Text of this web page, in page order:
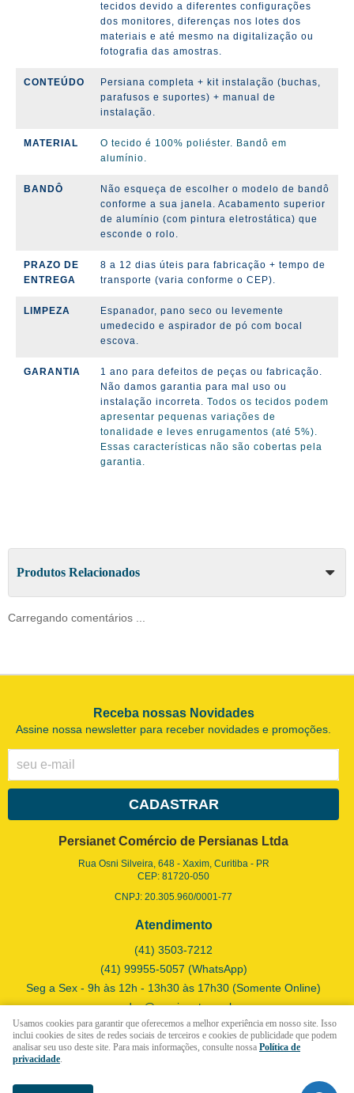
tecidos devido a diferentes configurações
dos monitores, diferenças nos lotes dos
materiais e até mesmo na digitalização ou
fotografia das amostras.
CONTEÚDO Persiana completa + kit instalação (buchas,
parafusos e suportes) + manual de
instalação.
MATERIAL
O tecido é 100% poliéster. Bandô em
alumínio.
BANDÔ
Não esqueça de escolher o modelo de bandô
conforme a sua janela. Acabamento superior
de alumínio (com pintura eletrostática) que
esconde o rolo.
PRAZO DE
ENTREGA
8 a 12 dias úteis para fabricação + tempo de
transporte (varia conforme o CEP).
LIMPEZA
Espanador, pano seco ou levemente
umedecido e aspirador de pó com bocal
escova.
GARANTIA
1 ano para defeitos de peças ou fabricação.
Não damos garantia para mal uso ou
instalação incorreta. Todos os tecidos podem
apresentar pequenas variações de
tonalidade e leves enrugamentos (até 5%).
Essas características não são cobertas pela
garantia.
Produtos Relacionados
Carregando comentários ...
Receba nossas Novidades
Assine nossa newsletter para receber novidades e promoções.
CADASTRAR
Persianet Comércio de Persianas Ltda
Rua Osni Silveira, 648- Xaxim, Curitiba- PR
CEP: 81720-050
CNPJ: 20.305.960/0001-77
Atendimento
(41) 3503-7212
(41) 99955-5057 (WhatsApp)
Seg a Sex - 9h às 12h - 13h30 às 17h30 (Somente Online)
vendas@persianet.com.br
LOJA VIRTUAL CRIADA POR
Usamos cookies para garantir que oferecemos a melhor experiência em nosso site. Isso
inclui cookies de sites de redes sociais de terceiros e cookies de publicidade que podem
analisar seu uso deste site. Para mais informações, consulte nossa Política de
privacidade.